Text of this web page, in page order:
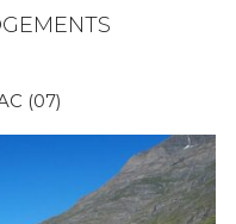
(07)